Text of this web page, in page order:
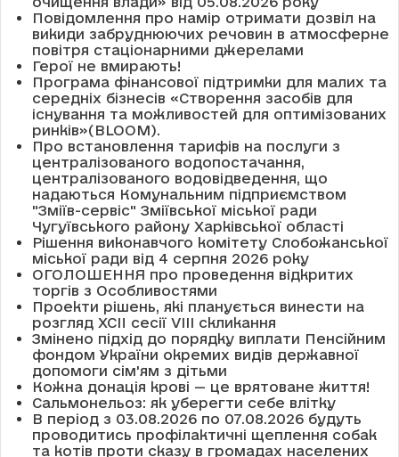
Повідомлення про намір отримати дозвіл на
викиди забруднюючих речовин в атмосферне
повітря стаціонарними джерелами
Герої не вмирають!
Програма фінансової підтримки для малих та
середніх бізнесів «Створення засобів для
існування та можливостей для оптимізованих
ринків»(BLOOM).
Про встановлення тарифів на послуги з
централізованого водопостачання,
централізованого водовідведення, що
надаються Комунальним підприємством
"Зміїв-сервіс" Зміївської міської ради
Чугуївського району Харківської області
Рішення виконавчого комітету Слобожанської
міської ради від 4 серпня 2026 року
ОГОЛОШЕННЯ про проведення відкритих
торгів з Особливостями
Проекти рішень, які планується винести на
розгляд XCII сесії VІІІ скликання
Змінено підхід до порядку виплати Пенсійним
фондом України окремих видів державної
допомоги сім'ям з дітьми
Кожна донація крові — це врятоване життя!
Сальмонельоз: як уберегти себе влітку
В період з 03.08.2026 по 07.08.2026 будуть
проводитись профілактичні щеплення собак
та котів проти сказу в громадах населених